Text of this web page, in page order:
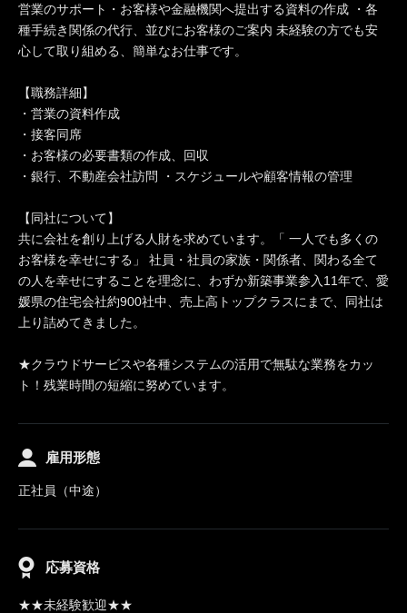
営業のサポート・お客様や金融機関へ提出する資料の作成 ・各
種手続き関係の代行、並びにお客様のご案内 未経験の方でも安
心して取り組める、簡単なお仕事です。
【職務詳細】
・営業の資料作成
・接客同席
・お客様の必要書類の作成、回収
・銀行、不動産会社訪問 ・スケジュールや顧客情報の管理
【同社について】
共に会社を創り上げる人財を求めています。「 一人でも多くの
お客様を幸せにする」 社員・社員の家族・関係者、関わる全て
の人を幸せにすることを理念に、わずか新築事業参入11年で、愛
媛県の住宅会社約900社中、売上高トップクラスにまで、同社は
上り詰めてきました。
★クラウドサービスや各種システムの活用で無駄な業務をカッ
ト！残業時間の短縮に努めています。
雇用形態
正社員（中途）
応募資格
★★未経験歓迎★★